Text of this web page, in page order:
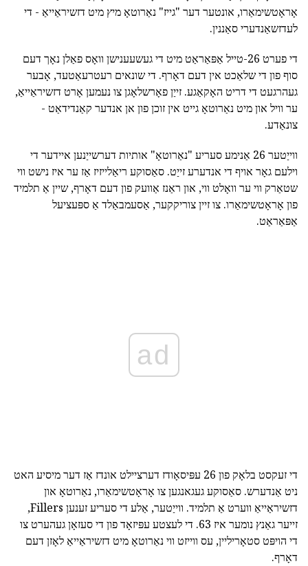
אָראָטשימאַרו, אונטער דער "גייז" נאַרוטאָ מיץ מיט דזשיראַייאַ - די
לעדזשאַנדערי סאַננין.
די פערט 26-טייל אַפּאַראַט מיט די געשעענישן וואָס פאַלן נאָך דעם
סוף פון די שלאַכט אין דעם דאָרף. די שונאים רעטרעאַטעד, אָבער
געהרגעט די דריט האָקאַגע. זייַן פאָרשלאָגן צו נעמען אָרט דזשיראַייאַ,
ער וויל און מיט נאַרוטאָ גייט אין זוכן פון אן אנדער קאַנדידאַט -
צונאַדע.
ווייַטער 26 אַנימע סעריע "נאַרוטאָ" אותיות דערשייַנען איידער די
וילעם גאָר אויף די אנדערע זייַט. סאַסוקע ריאַלייזיז אַז ער איז נישט ווי
שטאַרק ווי ער וואָלט ווי, און ראַנז אַוועק פון דעם דאָרף, שיין אַ תלמיד
פון אָראָטשימאַרו. צו זיין צוריקקער, אַסעמבאַלד אַ ספּעציעל
אַפּאַראַט.
ad
די זעקסט בלאָק פון 26 עפּיסאָודז דערציילט אונדז אַז דער מיסיע האט
ניט אַנדערש. סאַסוקע געגאנגען צו אָראָטשימאַרו, נאַרוטאָ און
דזשיראַייאַ ווערט אַ תלמיד. ווייַטער, אַלע די סעריע זענען Fillers,
זייער גאַנץ נומער איז 63. די לעצטע עפּיזאָד פון די סעזאָן געהערט צו
די הויפּט סטאָריליין, עס ווייזט ווי נאַרוטאָ מיט דזשיראַייאַ לאָזן דעם
דאָרף.